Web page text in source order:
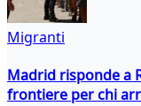
Migranti
Madrid risponde a
frontiere per chi